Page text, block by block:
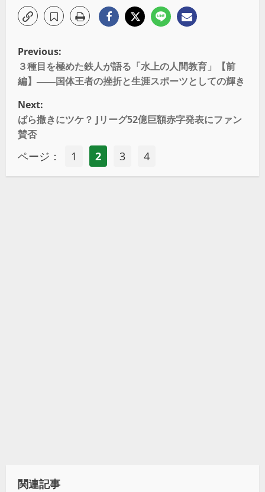
Previous:
３種目を極めた鉄人が語る「水上の人間教育」【前
編】――国体王者の挫折と生涯スポーツとしての輝き
Next:
ばら撒きにツケ？ Jリーグ52億巨額赤字発表にファン
賛否
ページ： 1 2 3 4
関連記事